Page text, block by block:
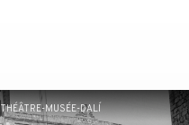
THÉÂTRE-MUSÉE-DALÍ